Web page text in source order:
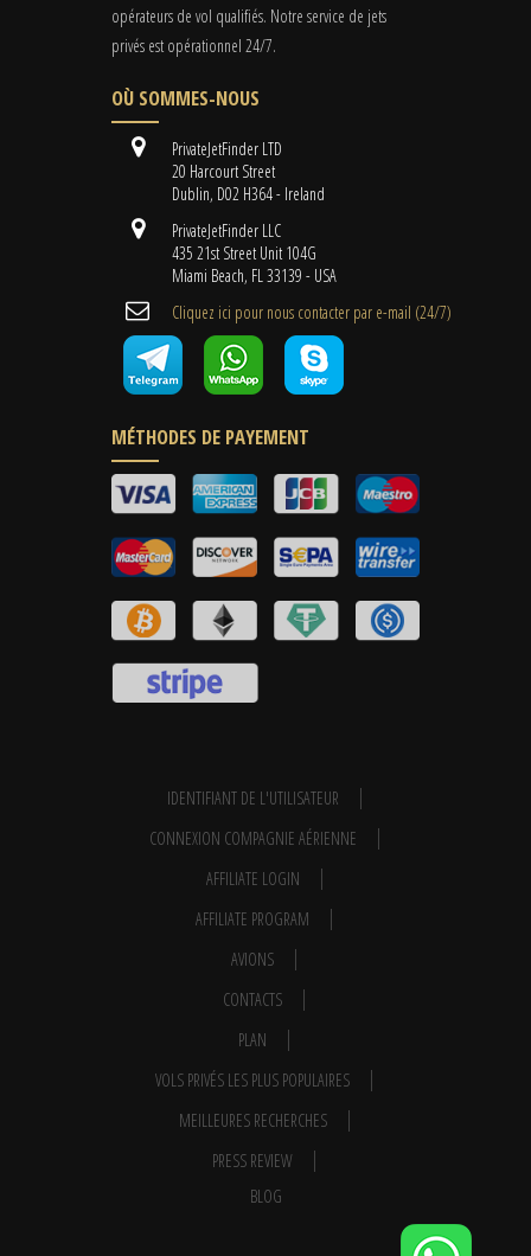
opérateurs de vol qualifiés. Notre service de jets
privés est opérationnel 24/7.
OÙ SOMMES-NOUS
PrivateJetFinder LTD
20 Harcourt Street
Dublin, D02 H364 - Ireland
PrivateJetFinder LLC
435 21st Street Unit 104G
Miami Beach, FL 33139 - USA
Cliquez ici pour nous contacter par e-mail (24/7)
MÉTHODES DE PAYEMENT
IDENTIFIANT DE L'UTILISATEUR
CONNEXION COMPAGNIE AÉRIENNE
AFFILIATE LOGIN
AFFILIATE PROGRAM
AVIONS
CONTACTS
PLAN
VOLS PRIVÉS LES PLUS POPULAIRES
MEILLEURES RECHERCHES
PRESS REVIEW
BLOG